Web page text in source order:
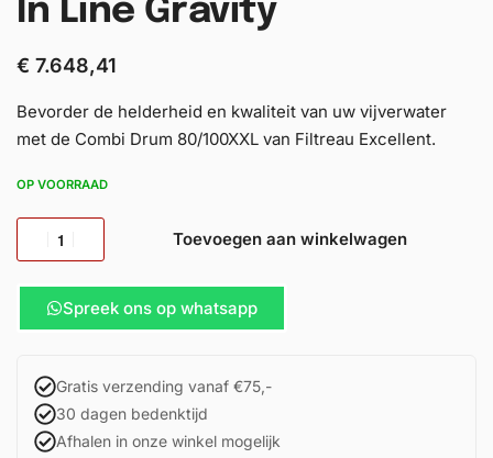
In Line Gravity
€ 7.648,41
Bevorder de helderheid en kwaliteit van uw vijverwater
met de Combi Drum 80/100XXL van Filtreau Excellent.
OP VOORRAAD
Toevoegen aan winkelwagen
Spreek ons op whatsapp
Gratis verzending vanaf €75,-
30 dagen bedenktijd
Afhalen in onze winkel mogelijk